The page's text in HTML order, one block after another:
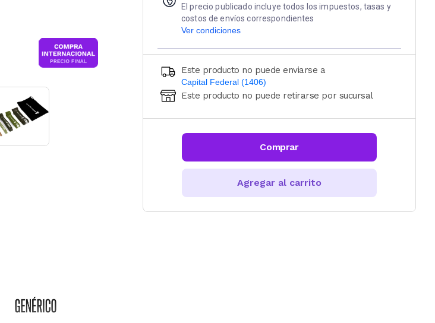
El precio publicado incluye todos los impuestos, tasas y
costos de envíos correspondientes
Ver condiciones
Este producto no puede enviarse a
Capital Federal (1406)
Ingresá código postal (sólo números)
CALCULAR
Este producto no puede retirarse por sucursal
Comprar
Agregar al carrito